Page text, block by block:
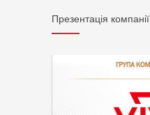
Презентація компанії